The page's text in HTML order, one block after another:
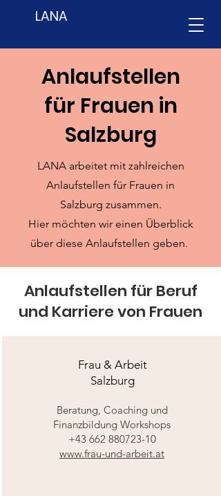
LANA
Anlaufstellen
für Frauen in
Salzburg
LANA arbeitet mit zahlreichen
Anlaufstellen für Frauen in
Salzburg zusammen.
Hier möchten wir einen Überblick
über diese Anlaufstellen geben.
Anlaufstellen für Beruf
und Karriere von Frauen
Frau & Arbeit
Salzburg
Beratung, Coaching und
Finanzbildung Workshops
+43 662 880723-10
www.frau-und-arbeit.at